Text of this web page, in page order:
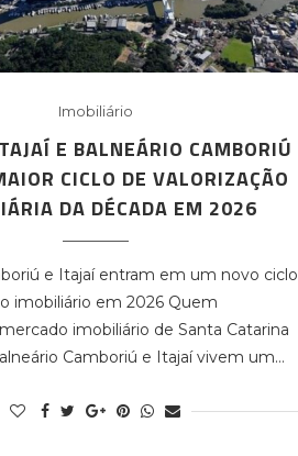
Imobiliário
E BALNEÁRIO CAMBORIÚ
CICLO DE VALORIZAÇÃO
DA DÉCADA EM 2026
e Itajaí entram em um novo ciclo
imobiliário em 2026 Quem
imobiliário de Santa Catarina
Camboriú e Itajaí vivem um…